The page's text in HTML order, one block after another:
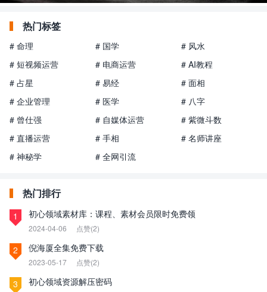
热门标签
# 命理 # 国学
# 风水
# 短视频运营
# 电商运营
# AI教程
# 占星
# 易经
# 面相
# 企业管理
# 医学
# 八字
# 曾仕强
# 自媒体运营
# 紫微斗数
# 直播运营
# 手相
# 名师讲座
# 神秘学
# 全网引流
热门排行
1 初心领域素材库：课程、素材会员限时免费领
2024-04-06 点赞(2)
2 倪海厦全集免费下载
2023-05-17 点赞(2)
3 初心领域资源解压密码